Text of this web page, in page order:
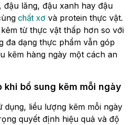
đậu lăng, đậu xanh hay đậu
chất xơ và protein thực vật.
từ thực vật thấp hơn so với
đa dạng thực phẩm vẫn góp
kẽm hàng ngày một cách an
khi bổ sung kẽm mỗi ngày
dụng, liều lượng kẽm mỗi ngày
quyết định hiệu quả và độ